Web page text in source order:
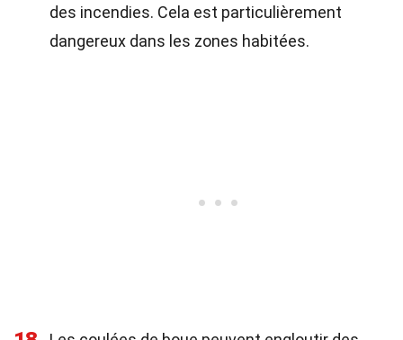
des incendies. Cela est particulièrement
dangereux dans les zones habitées.